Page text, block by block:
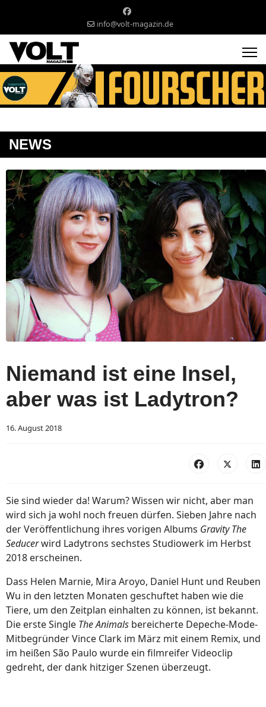
info@volt-magazin.de
NEWS
Niemand ist eine Insel,
aber was ist Ladytron?
16. August 2018
Sie sind wieder da! Warum? Wissen wir nicht, aber man
wird sich ja wohl noch freuen dürfen. Sieben Jahre nach
der Veröffentlichung ihres vorigen Albums Gravity The
Seducerwird Ladytrons sechstes Studiowerk im Herbst
2018 erscheinen.
Dass Helen Marnie, Mira Aroyo, Daniel Hunt und Reuben
Wu in den letzten Monaten geschuftet haben wie die
Tiere, um den Zeitplan einhalten zu können, ist bekannt.
Die erste Single The Animals bereicherte Depeche-Mode-
Mitbegründer Vince Clark im März mit einem Remix, und
im heißen São Paulo wurde ein filmreifer Videoclip
gedreht, der dank hitziger Szenen überzeugt.